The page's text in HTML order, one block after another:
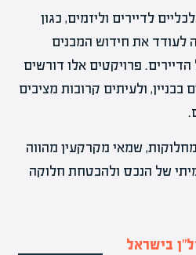
לדיירים וליזמים, כגון
לעודד את חידוש המבנים
פרויקטים אלו דורשים
בבניין, ולעיתים קרובות מציבים
שמאי מקרקעין מהווה
של הנכס ולהבטחת חלוקה
בישראל